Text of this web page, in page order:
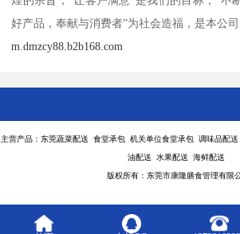
好产品，奉献与消费者”为社会造福，是本公司
m.dmzcy88.b2b168.com
主营产品：东莞蔬菜配送 食堂承包 机关单位食堂承包 调味品配
油配送 水果配送 海鲜配送
版权所有：东莞市康隆膳食管理有限